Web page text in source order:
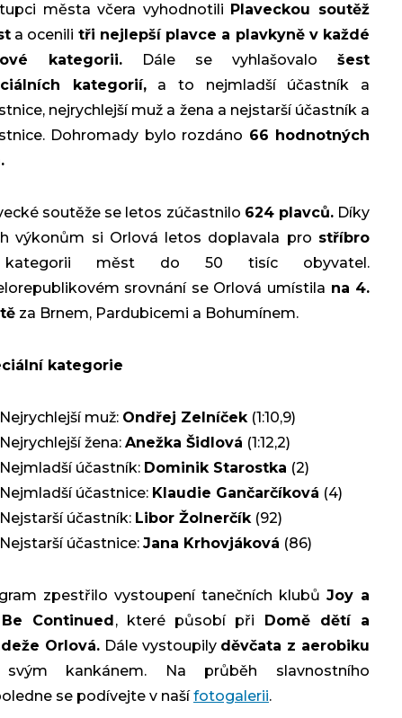
města včera vyhodnotili Plaveckou soutěž
a ocenili tři nejlepší plavce a plavkyně v každé
kategorii. Dále se vyhlašovalošest
kategorií,a to nejmladší účastník a
nejrychlejší muž a žena a nejstarší účastník a
Dohromady bylo rozdáno 66 hodnotných
soutěže se letos zúčastnilo 624 plavců.Díky
výkonům si Orlová letos doplavala pro stříbro
měst do 50 tisíc obyvatel.
srovnání se Orlová umístila na 4.
za Brnem, Pardubicemi a Bohumínem.
kategorie
Nejrychlejší muž: Ondřej Zelníček(1:10,9)
Nejrychlejší žena: Anežka Šidlová (1:12,2)
Nejmladší účastník: Dominik Starostka (2)
Nejmladší účastnice: Klaudie Gančarčíková (4)
Nejstarší účastník: Libor Žolnerčík(92)
Nejstarší účastnice: Jana Krhovjáková (86)
zpestřilo vystoupení tanečních klubůJoy a
Continued , které působí při
Domě dětí a
Orlová.Dále vystoupily děvčata z aerobiku
kankánem. Na průběh slavnostního
se podívejte v našífotogalerii.